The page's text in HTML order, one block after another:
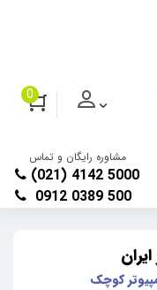
0
مشاوره رایگان و تماس
(021) 4142 5000
0912 0389 500
کوچک